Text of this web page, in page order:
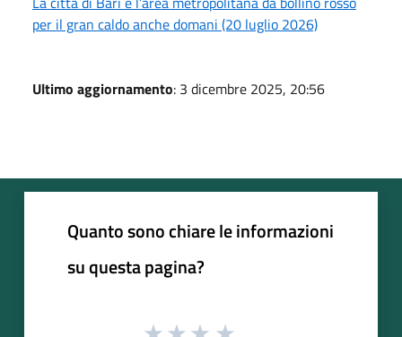
per il gran caldo anche domani (20 luglio 2026)
Ultimo aggiornamento: 3 dicembre 2025, 20:56
Quanto sono chiare le informazioni
su questa pagina?